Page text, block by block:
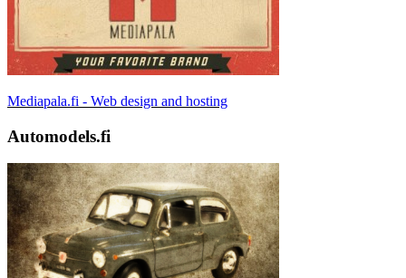
Mediapala.fi - Web design and hosting
Automodels.fi